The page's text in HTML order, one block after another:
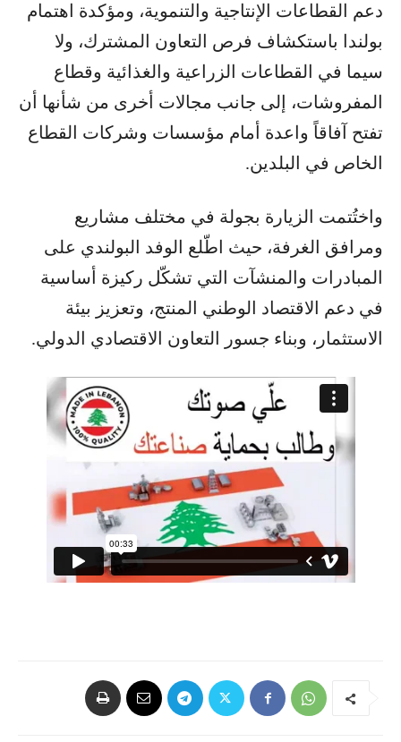
دعم القطاعات الإنتاجية والتنموية، ومؤكدة اهتمام
بولندا باستكشاف فرص التعاون المشترك، ولا
سيما في القطاعات الزراعية والغذائية وقطاع
المفروشات، إلى جانب مجالات أخرى من شأنها أن
تفتح آفاقاً واعدة أمام مؤسسات وشركات القطاع
الخاص في البلدين.
واختُتمت الزيارة بجولة في مختلف مشاريع
ومرافق الغرفة، حيث اطّلع الوفد البولندي على
المبادرات والمنشآت التي تشكّل ركيزة أساسية
في دعم الاقتصاد الوطني المنتج، وتعزيز بيئة
الاستثمار، وبناء جسور التعاون الاقتصادي الدولي.